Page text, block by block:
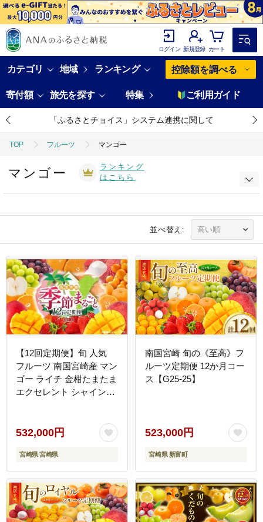
ログイン 新規登録 カート
カテゴリ 地域 ランキング 控除額を調べる
寄付額 旅先を探す 特集 ご利用ガイド
「ふるさとチョイス」システム連携に関して
TOP フルーツ マンゴー
マンゴー
ランキング
はこちら
並べ替え:
【12回定期便】旬 人気
フルーツ 南国宮崎産 マン
ゴー ライチ 金柑たまたま
エクセレント シャインマ
マゴ きんかん たまたま
ぶどう 果物 詰め合わせ
宮崎県 九州 1年 毎月お届
け＜Dコース M400＞
532,000円
宮崎県 宮崎県
南国宮崎 旬の《至高》フ
ルーツ定期便 12か月コー
ス【G25-25】
523,000円
宮崎県 新富町